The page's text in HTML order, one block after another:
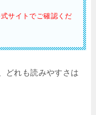
サイトでご確認くだ
どれも読みやすさは